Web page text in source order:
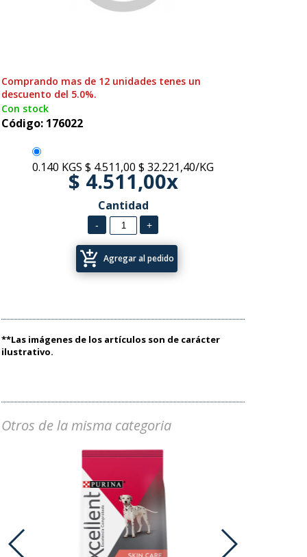
Comprando mas de 12 unidades tenes un
descuento del 5.0%.
Con stock
Código: 176022
0.140 KGS $ 4.511,00 $ 32.221,40/KG
$ 4.511,00x
Cantidad
add_shopping_cart Agregar al pedido
**Las imágenes de los artículos son de carácter
ilustrativo.
Otros de la misma categoria